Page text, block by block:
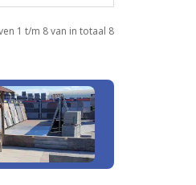
1 t/m 8 van in totaal 8